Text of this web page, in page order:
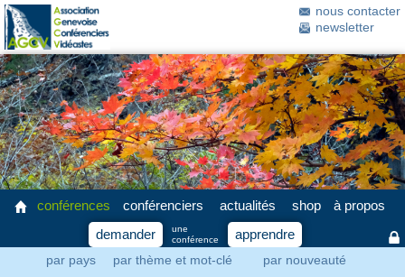
nous contacter
newsletter
conférences
par pays par thème et mot-clé par nouveauté
conférenciers actualités shop
à propos
demander
une
conférence
apprendre